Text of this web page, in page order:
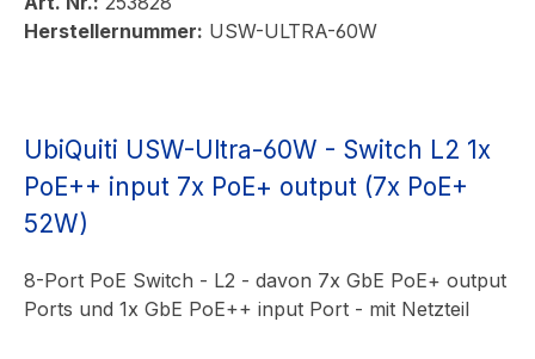
Herstellernummer: USW-ULTRA-60W
UbiQuiti USW-Ultra-60W - Switch L2 1x
PoE++ input 7x PoE+ output (7x PoE+
52W)
8-Port PoE Switch - L2 - davon 7x GbE PoE+ output
Ports und 1x GbE PoE++ input Port - mit Netzteil